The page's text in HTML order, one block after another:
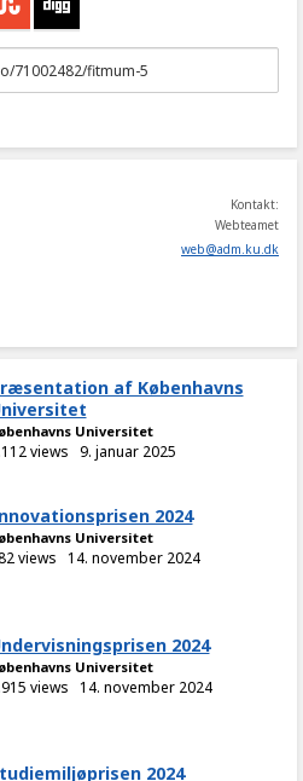
Kontakt:
Webteamet
web@adm.ku.dk
af Københavns
Universitet
views 9. januar 2025
2024
Universitet
views 14. november 2024
2024
Universitet
views 14. november 2024
2024